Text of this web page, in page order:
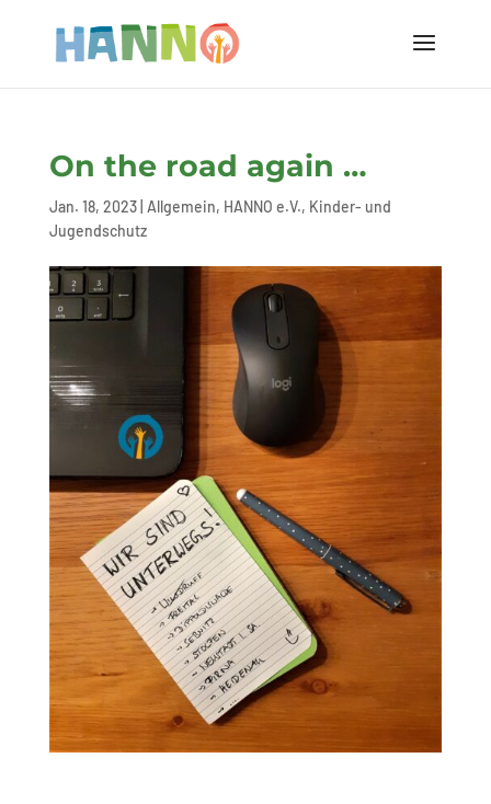
On the road again …
Jan. 18, 2023| Allgemein, HANNO e.V., Kinder- und
Jugendschutz